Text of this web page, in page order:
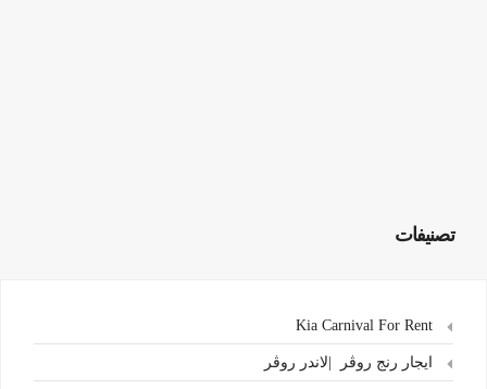
تصنيفات
ايجار رنج روڤر |لاندر روڤر